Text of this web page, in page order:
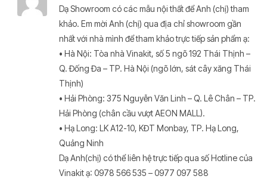
Dạ Showroom có các mẫu nội thất để Anh (chị) tham
khảo. Em mời Anh (chị) qua địa chỉ showroom gần
nhất với nhà mình để tham khảo trực tiếp sản phẩm ạ:
• Hà Nội: Tòa nhà Vinakit, số 5 ngõ 192 Thái Thịnh –
Q. Đống Đa – TP. Hà Nội (ngõ lớn, sát cây xăng Thái
Thịnh)
• Hải Phòng: 375 Nguyễn Văn Linh – Q. Lê Chân – TP.
Hải Phòng (chân cầu vượt AEON MALL).
• Hạ Long: LK A12-10, KĐT Monbay, TP. Hạ Long,
Quảng Ninh
Dạ Anh(chị) có thể liên hệ trực tiếp qua số Hotline của
Vinakit ạ: 0978 566 535 – 0977 097 588